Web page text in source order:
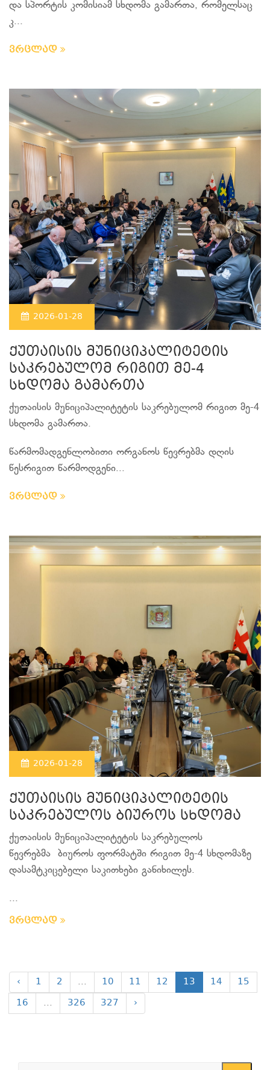
და სპორტის კომისიამ სხდომა გამართა, რომელსაც
კ...
ვრცლად
2026-01-28
ქუთაისის მუნიციპალიტეტის
საკრებულომ რიგით მე-4
სხდომა გამართა
ქუთაისის მუნიციპალიტეტის საკრებულომ რიგით მე-4
სხდომა გამართა.
წარმომადგენლობითი ორგანოს წევრებმა დღის
წესრიგით წარმოდგენი...
ვრცლად
2026-01-28
ქუთაისის მუნიციპალიტეტის
საკრებულოს ბიუროს სხდომა
ქუთაისის მუნიციპალიტეტის საკრებულოს
წევრებმა ბიუროს ფორმატში რიგით მე-4 სხდომაზე
დასამტკიცებელი საკითხები განიხილეს.
...
ვრცლად
‹ 1 2 ... 10 11 12 13 14
15
16
... 326 327 ›